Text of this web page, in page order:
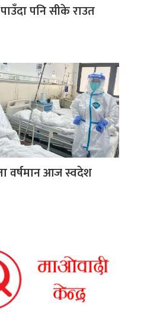
पनि सीके राउत
वर्षमान आज स्वदेश